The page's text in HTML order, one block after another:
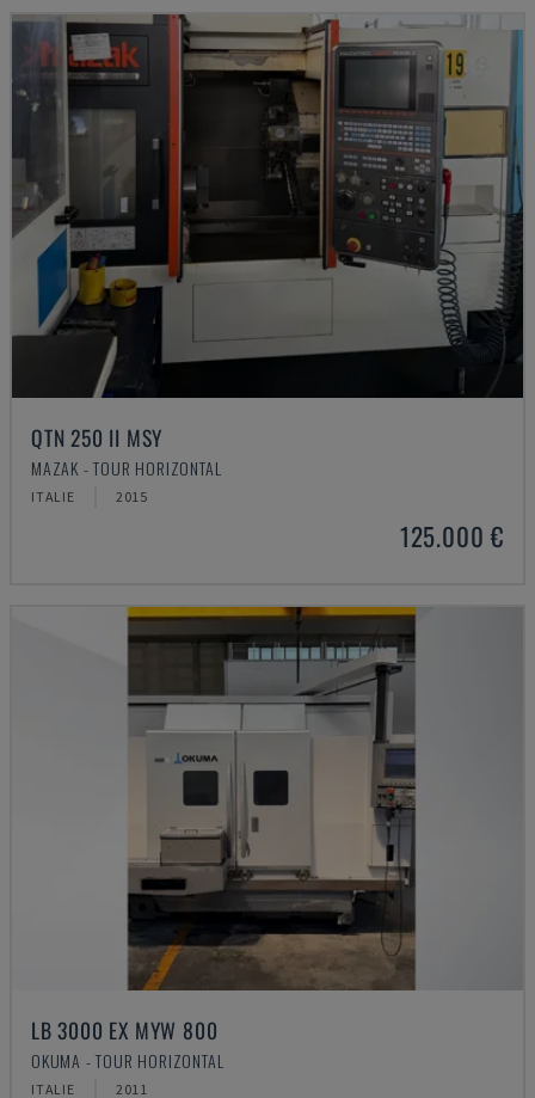
QTN 250 II MSY
MAZAK - TOUR HORIZONTAL
ITALIE 2015
125.000 €
LB 3000 EX MYW 800
OKUMA - TOUR HORIZONTAL
ITALIE 2011